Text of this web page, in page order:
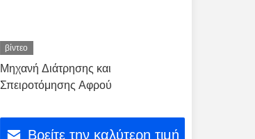
βίντεο
Μηχανή Διάτρησης και
Σπειροτόμησης Αφρού
Βρείτε την καλύτερη τιμή